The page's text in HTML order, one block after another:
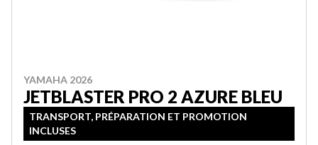
YAMAHA 2026
JETBLASTER PRO 2 AZURE BLEU
TRANSPORT, PRÉPARATION ET PROMOTION
INCLUSES